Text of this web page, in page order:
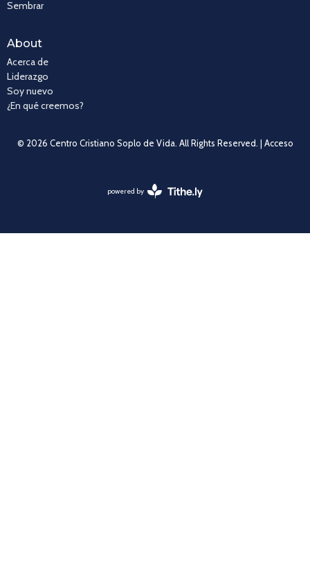
Sembrar
About
Acerca de
Liderazgo
Soy nuevo
¿En qué creemos?
© 2026 Centro Cristiano Soplo de Vida. All Rights Reserved. | Acceso
powered by
Website